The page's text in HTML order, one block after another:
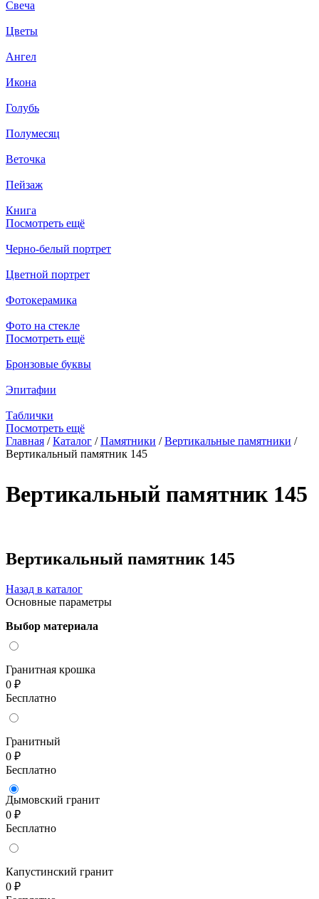
Свеча
Цветы
Ангел
Икона
Голубь
Полумесяц
Веточка
Пейзаж
Книга
Посмотреть ещё
Черно-белый портрет
Цветной портрет
Фотокерамика
Фото на стекле
Посмотреть ещё
Бронзовые буквы
Эпитафии
Таблички
Посмотреть ещё
Вы здесь
Главная / Каталог / Памятники / Вертикальные памятники /
Вертикальный памятник 145
Вертикальный памятник 145
Вертикальный памятник 145
Назад в каталог
Основные параметры
Выбор материала
Гранитная крошка
0 ₽
Бесплатно
Гранитный
0 ₽
Бесплатно
Дымовский гранит
0 ₽
Бесплатно
Капустинский гранит
0 ₽